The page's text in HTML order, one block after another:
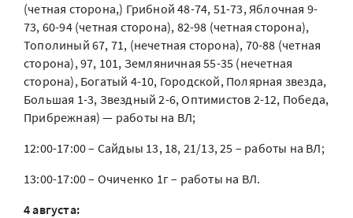
(четная сторона,) Грибной 48-74, 51-73, Яблочная 9-
73, 60-94 (четная сторона), 82-98 (четная сторона),
Тополиный 67, 71, (нечетная сторона), 70-88 (четная
сторона), 97, 101, Земляничная 55-35 (нечетная
сторона), Богатый 4-10, Городской, Полярная звезда,
Большая 1-3, Звездный 2-6, Оптимистов 2-12, Победа,
Прибрежная) — работы на ВЛ;
12:00-17:00 – Сайдыы 13, 18, 21/13, 25 – работы на ВЛ;
13:00-17:00 – Очиченко 1г – работы на ВЛ.
4 августа: